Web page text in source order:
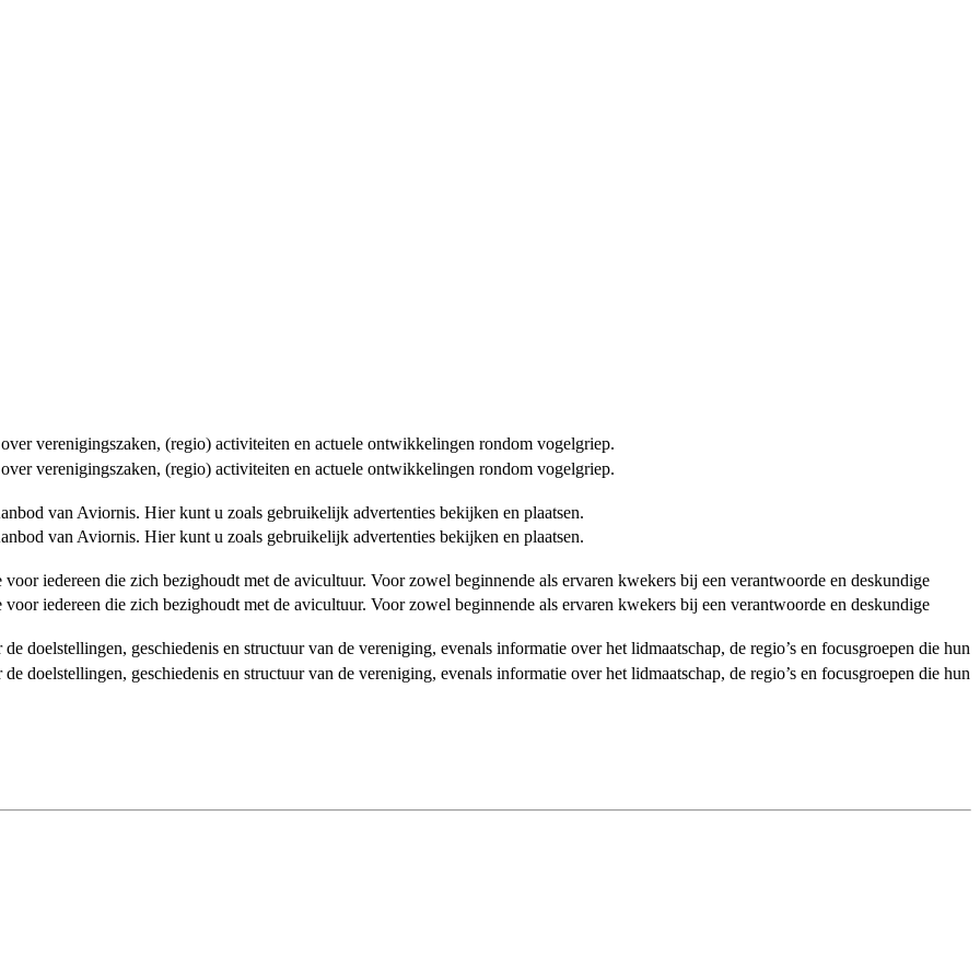
verenigingszaken, (regio) activiteiten en actuele ontwikkelingen rondom vogelgriep.
verenigingszaken, (regio) activiteiten en actuele ontwikkelingen rondom vogelgriep.
van Aviornis. Hier kunt u zoals gebruikelijk advertenties bekijken en plaatsen.
van Aviornis. Hier kunt u zoals gebruikelijk advertenties bekijken en plaatsen.
iedereen die zich bezighoudt met de avicultuur. Voor zowel beginnende als ervaren kwekers bij een verantwoorde en deskundige
iedereen die zich bezighoudt met de avicultuur. Voor zowel beginnende als ervaren kwekers bij een verantwoorde en deskundige
doelstellingen, geschiedenis en structuur van de vereniging, evenals informatie over het lidmaatschap, de regio’s en focusgroepen die hun
doelstellingen, geschiedenis en structuur van de vereniging, evenals informatie over het lidmaatschap, de regio’s en focusgroepen die hun